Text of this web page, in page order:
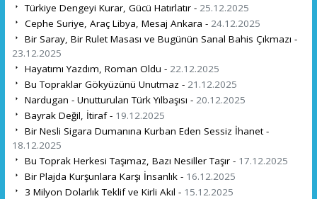
Türkiye Dengeyi Kurar, Gücü Hatırlatır - 25.12.2025
Cephe Suriye, Araç Libya, Mesaj Ankara - 24.12.2025
Bir Saray, Bir Rulet Masası ve Bugünün Sanal Bahis Çıkmazı -
23.12.2025
Hayatımı Yazdım, Roman Oldu - 22.12.2025
Bu Topraklar Gökyüzünü Unutmaz - 21.12.2025
Nardugan - Unutturulan Türk Yılbaşısı - 20.12.2025
Bayrak Değil, İtiraf - 19.12.2025
Bir Nesli Sigara Dumanına Kurban Eden Sessiz İhanet -
18.12.2025
Bu Toprak Herkesi Taşımaz, Bazı Nesiller Taşır - 17.12.2025
Bir Plajda Kurşunlara Karşı İnsanlık - 16.12.2025
3 Milyon Dolarlık Teklif ve Kirli Akıl - 15.12.2025